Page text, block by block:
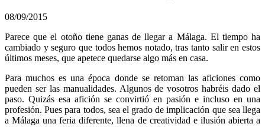
08/09/2015
Parece que el otoño tiene ganas de llegar a Málaga. El tiempo ha
cambiado y seguro que todos hemos notado, tras tanto salir en estos
últimos meses, que apetece quedarse algo más en casa.
Para muchos es una época donde se retoman las aficiones como
pueden ser las manualidades. Algunos de vosotros habréis dado el
paso. Quizás esa afición se convirtió en pasión e incluso en una
profesión. Pues para todos, sea el grado de implicación que sea llega
a Málaga una feria diferente, llena de creatividad e ilusión abierta a